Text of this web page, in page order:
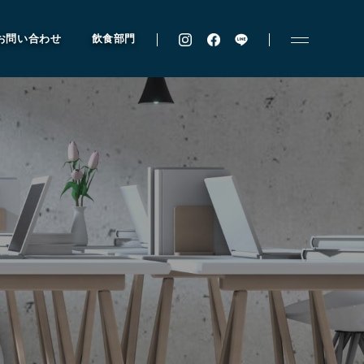
問い合わせ 飲食部門